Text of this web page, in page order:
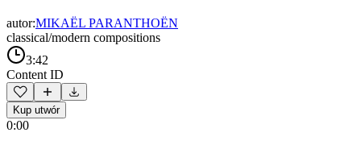
autor:MIKAËL PARANTHOËN
classical/modern compositions
3:42
Content ID
Kup utwór
0:00